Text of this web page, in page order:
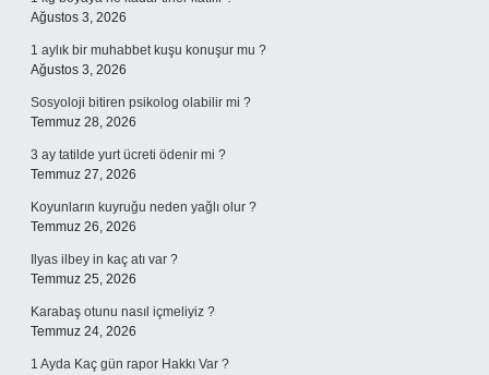
Ağustos 3, 2026
1 aylık bir muhabbet kuşu konuşur mu ?
Ağustos 3, 2026
Sosyoloji bitiren psikolog olabilir mi ?
Temmuz 28, 2026
3 ay tatilde yurt ücreti ödenir mi ?
Temmuz 27, 2026
Koyunların kuyruğu neden yağlı olur ?
Temmuz 26, 2026
Ilyas ilbey in kaç atı var ?
Temmuz 25, 2026
Karabaş otunu nasıl içmeliyiz ?
Temmuz 24, 2026
1 Ayda Kaç gün rapor Hakkı Var ?